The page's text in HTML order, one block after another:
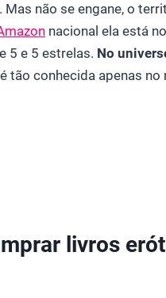
não se engane, o
nacional ela está
5 e 5 estrelas. No
tão conhecida apenas
livros